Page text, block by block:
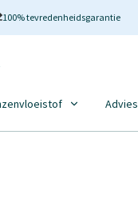
100% tevredenheidsgarantie
Advies